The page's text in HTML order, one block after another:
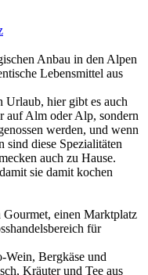
Anbau in den Alpen
Lebensmittel aus
Urlaub, hier gibt es auch
auf Alm oder Alp, sondern
werden, und wenn
sind diese Spezialitäten
auch zu Hause.
sie damit kochen
einen Marktplatz
für
Wein, Bergkäse und
Kräuter und Tee aus